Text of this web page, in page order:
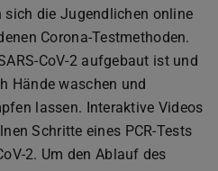
sich die Jugendlichen online
Corona-Testmethoden.
CoV-2 aufgebaut ist und
Hände waschen und
lassen. Interaktive Videos
Schritte eines PCR-Tests
2. Um den Ablauf des